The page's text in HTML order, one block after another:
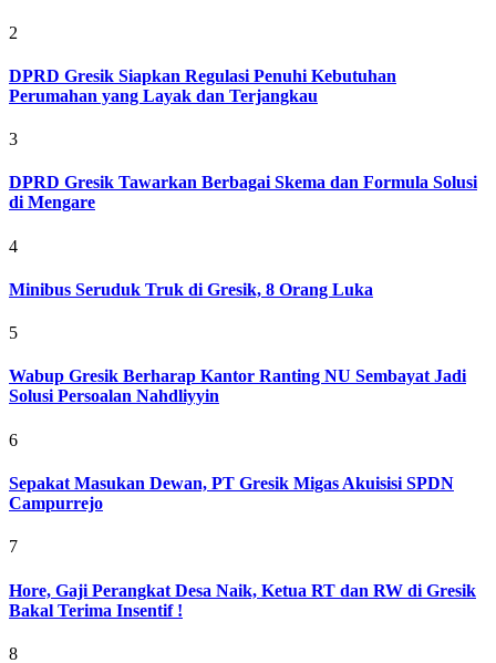
2
DPRD Gresik Siapkan Regulasi Penuhi Kebutuhan
Perumahan yang Layak dan Terjangkau
3
DPRD Gresik Tawarkan Berbagai Skema dan Formula Solusi
di Mengare
4
Minibus Seruduk Truk di Gresik, 8 Orang Luka
5
Wabup Gresik Berharap Kantor Ranting NU Sembayat Jadi
Solusi Persoalan Nahdliyyin
6
Sepakat Masukan Dewan, PT Gresik Migas Akuisisi SPDN
Campurrejo
7
Hore, Gaji Perangkat Desa Naik, Ketua RT dan RW di Gresik
Bakal Terima Insentif !
8